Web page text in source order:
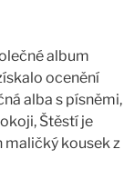
album
ocenění
alba s písněmi,
Štěstí je
maličký kousek z